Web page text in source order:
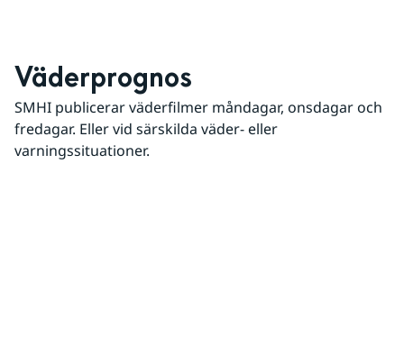
Väderprognos
SMHI publicerar väderfilmer måndagar, onsdagar och
fredagar. Eller vid särskilda väder- eller
varningssituationer.